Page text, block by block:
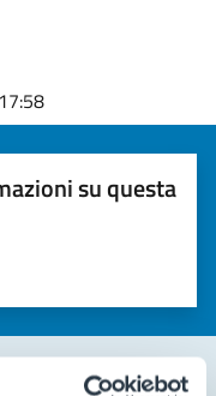
su questa
a 5 stelle)la chiarezza delle